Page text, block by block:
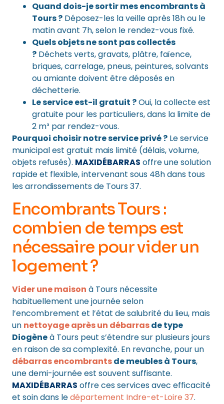
Quand dois-je sortir mes encombrants à
Tours ? Déposez-les la veille après 18h ou le
matin avant 7h, selon le rendez-vous fixé.
Quels objets ne sont pas collectés
? Déchets verts, gravats, plâtre, faïence,
briques, carrelage, pneus, peintures, solvants
ou amiante doivent être déposés en
déchetterie.
Le service est-il gratuit ?Oui, la collecte est
gratuite pour les particuliers, dans la limite de
2 m³ par rendez-vous.
Pourquoi choisir notre service privé ? Le service
municipal est gratuit mais limité (délais, volume,
objets refusés). MAXIDÉBARRAS offre une solution
rapide et flexible, intervenant sous 48h dans tous
les arrondissements de Tours 37.
Encombrants Tours :
combien de temps est
nécessaire pourvider un
logement?
Vider une maison à Tours nécessite
habituellement une journée selon
l’encombrement et l’état de salubrité du lieu, mais
un nettoyage après un débarrasde type
Diogèneà Tours peut s’étendre sur plusieurs jours
en raison de sa complexité. En revanche, pour un
débarras encombrantsde meubles à Tours,
une demi-journée est souvent suffisante.
MAXIDÉBARRAS offre ces services avec efficacité
et soin dans ledépartement Indre-et-Loire 37.